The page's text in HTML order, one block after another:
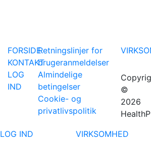
FORSIDE
KONTAKT
LOG
IND
Retningslinjer for
brugeranmeldelser
Almindelige
betingelser
Cookie- og
privatlivspolitik
©
2026
LOG IND VIRKSOMHED